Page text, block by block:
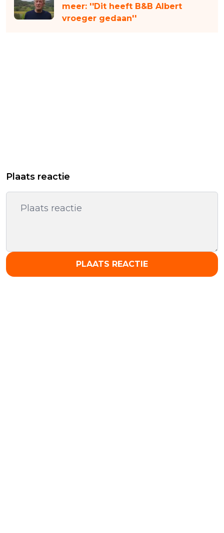
meer: ''Dit heeft B&B Albert
vroeger gedaan''
Plaats reactie
PLAATS REACTIE